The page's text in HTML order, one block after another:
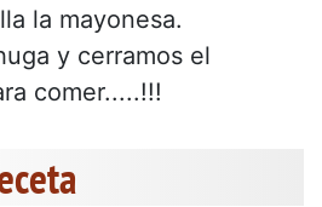
la mayonesa.
y cerramos el
comer.....!!!